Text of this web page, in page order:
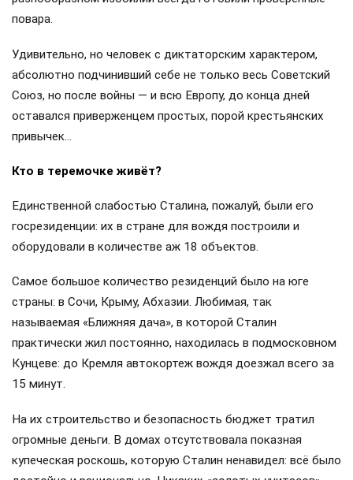
Иосиф Сталин правил Советским Союзом в прямом
смысле «не снимая одного и того же кителя». Вождь не
терпел никакой роскоши ни в одежде, ни в быту. После его
пара сшитых вручную мягких сапог из ослиной кожи. Из
лишь 5 курительных трубок, выполненных из ценных
пород дерева, да несколько пачек папирос «Герцеговина
Флор», табаком из которых вождь эти трубки и набивал.
На столе стоял бронзовый будильник в виде лисицы, у
которой со временем отломилось одно ухо, а
«Главное, что этот будильник показывает точное время.
Всё остальное — пустое…» — раздражённо буркнул вождь
отремонтировать, а то и заменить часы. Больше тема с
одноухой лисой при вожде никем не обсуждалась.
Думаем, что она вообще в дальнейшем нигде не